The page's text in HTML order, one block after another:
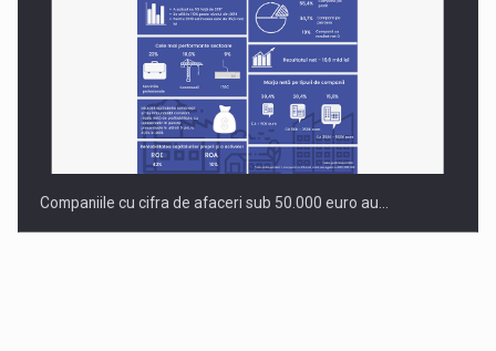
Companiile cu cifra de afaceri sub 50.000 euro au…